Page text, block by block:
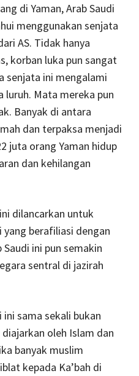
di Yaman, Arab Saudi
menggunakan senjata
AS. Tidak hanya
korban luka pun sangat
senjata ini mengalami
luruh. Mata mereka pun
Banyak di antara
dan terpaksa menjadi
juta orang Yaman hidup
dan kehilangan
dilancarkan untuk
berafiliasi dengan
ini pun semakin
sentral di jazirah
ini sama sekali bukan
oleh Islam dan
banyak muslim
kepada Ka’bah di